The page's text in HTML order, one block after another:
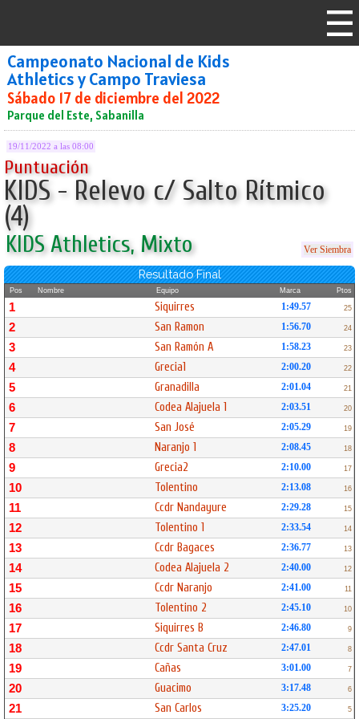
Campeonato Nacional de Kids
Athletics y Campo Traviesa
Sábado 17 de diciembre del 2022
Parque del Este, Sabanilla
19/11/2022 a las 08:00
Puntuación
KIDS - Relevo c/ Salto Rítmico
(4)
KIDS Athletics, Mixto Ver Siembra
Resultado Final
Pos Nombre Equipo Marca Ptos
1 Siquirres 1:49.57 25
2 San Ramon 1:56.70 24
3 San Ramón A 1:58.23 23
4 Grecia1 2:00.20 22
5 Granadilla 2:01.04 21
6 Codea Alajuela 1 2:03.51 20
7 San José 2:05.29 19
8 Naranjo 1 2:08.45 18
9 Grecia2 2:10.00 17
10 Tolentino 2:13.08 16
11 Ccdr Nandayure 2:29.28 15
12 Tolentino 1 2:33.54 14
13 Ccdr Bagaces 2:36.77 13
14 Codea Alajuela 2 2:40.00 12
15 Ccdr Naranjo 2:41.00 11
16 Tolentino 2 2:45.10 10
17 Siquirres B 2:46.80 9
18 Ccdr Santa Cruz 2:47.01 8
19 Cañas 3:01.00 7
20 Guacimo 3:17.48 6
21 San Carlos 3:25.20 5